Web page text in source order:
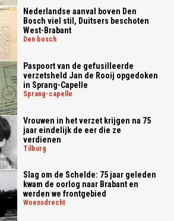
Nederlandse aanval boven Den
Bosch viel stil, Duitsers beschoten
West-Brabant
den bosch
Paspoort van de gefusilleerde
verzetsheld Jan de Rooij opgedoken
in Sprang-Capelle
sprang-capelle
Vrouwen in het verzet krijgen na 75
jaar eindelijk de eer die ze
verdienen
tilburg
Slag om de Schelde: 75 jaar geleden
kwam de oorlog naar Brabant en
werden we frontgebied
woensdrecht